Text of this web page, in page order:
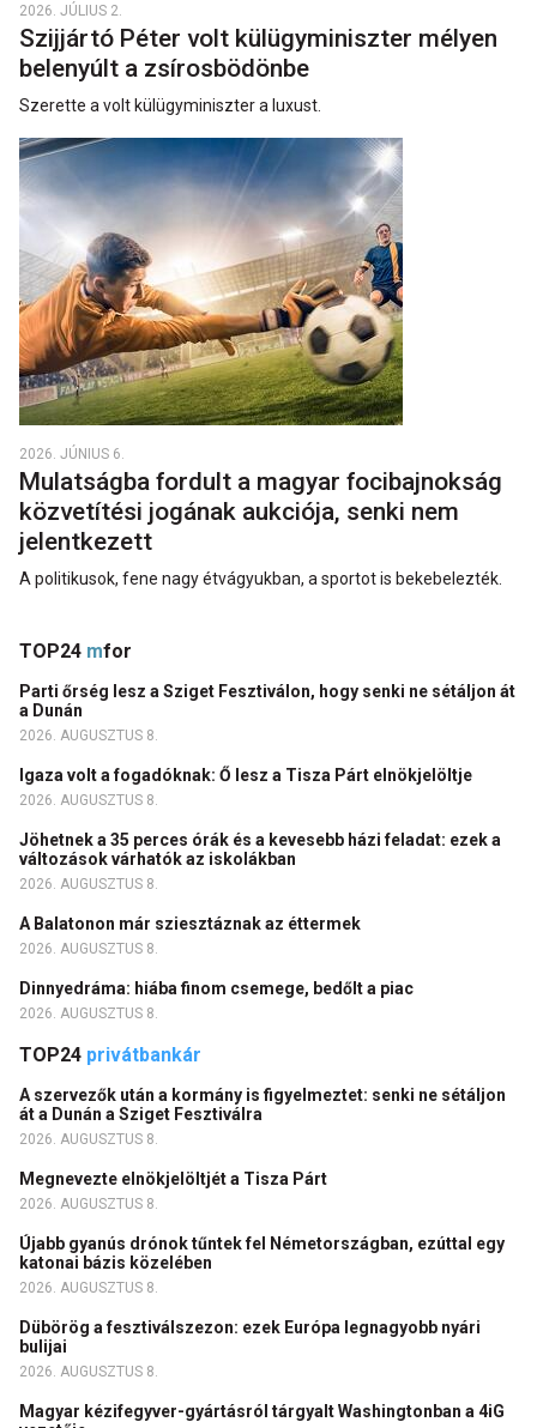
2026. JÚLIUS 2.
Szijjártó Péter volt külügyminiszter mélyen
belenyúlt a zsírosbödönbe
Szerette a volt külügyminiszter a luxust.
2026. JÚNIUS 6.
Mulatságba fordult a magyar focibajnokság
közvetítési jogának aukciója, senki nem
jelentkezett
A politikusok, fene nagy étvágyukban, a sportot is bekebelezték.
TOP24 mfor
Parti őrség lesz a Sziget Fesztiválon, hogy senki ne sétáljon át
a Dunán
2026. AUGUSZTUS 8.
Igaza volt a fogadóknak: Ő lesz a Tisza Párt elnökjelöltje
2026. AUGUSZTUS 8.
Jöhetnek a 35 perces órák és a kevesebb házi feladat: ezek a
változások várhatók az iskolákban
2026. AUGUSZTUS 8.
A Balatonon már sziesztáznak az éttermek
2026. AUGUSZTUS 8.
Dinnyedráma: hiába finom csemege, bedőlt a piac
2026. AUGUSZTUS 8.
TOP24 privátbankár
A szervezők után a kormány is figyelmeztet: senki ne sétáljon
át a Dunán a Sziget Fesztiválra
2026. AUGUSZTUS 8.
Megnevezte elnökjelöltjét a Tisza Párt
2026. AUGUSZTUS 8.
Újabb gyanús drónok tűntek fel Németországban, ezúttal egy
katonai bázis közelében
2026. AUGUSZTUS 8.
Dübörög a fesztiválszezon: ezek Európa legnagyobb nyári
bulijai
2026. AUGUSZTUS 8.
Magyar kézifegyver-gyártásról tárgyalt Washingtonban a 4iG